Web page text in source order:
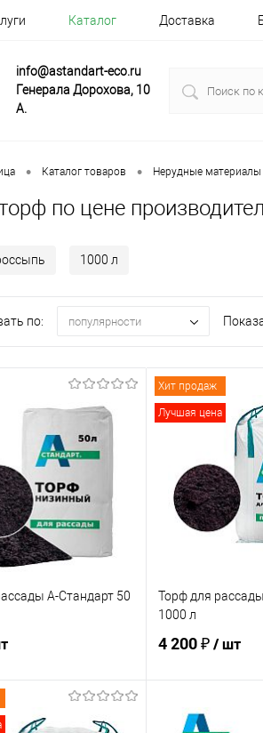
Каталог Доставка
info@astandart-eco.ru
Генерала Дорохова, 10
А.
• Каталог товаров • Нерудные материалы
по цене
1000 л
по: популярности
А-Стандарт 50
В корзину
Хит продаж
Лучшая цена
Торф для
1000 л
4 200 ₽/ шт